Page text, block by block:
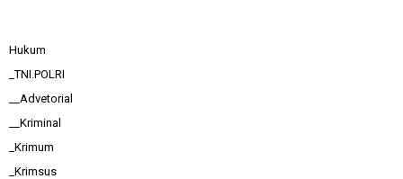
Hukum
_TNI.POLRI
__Advetorial
__Kriminal
_Krimum
_Krimsus